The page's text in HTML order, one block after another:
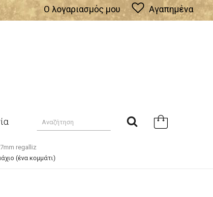
Ο λογαριασμός μου Αγαπημένα
regalliz
(ένα κομμάτι)